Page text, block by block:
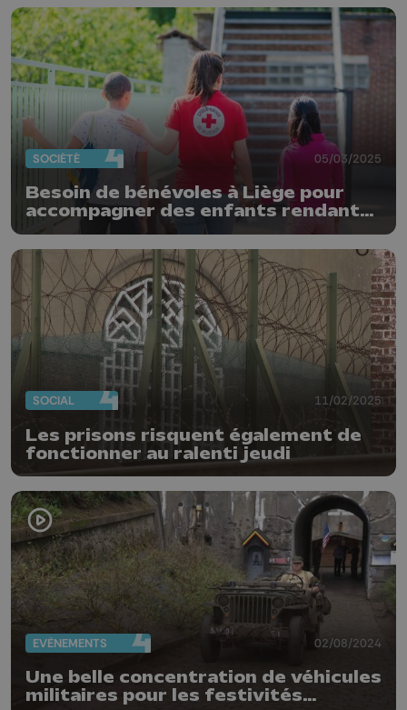
SOCIÉTÉ 05/03/2025
Besoin de bénévoles à Liège pour
accompagner des enfants rendant
visite à un parent détenu
SOCIAL 11/02/2025
Les prisons risquent également de
fonctionner au ralenti jeudi
EVÈNEMENTS 02/08/2024
Une belle concentration de véhicules
militaires pour les festivités